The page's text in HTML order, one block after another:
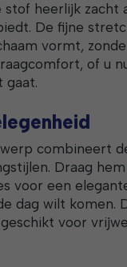
stof heerlijk zacht
De fijne
vormt,
of u
gaat.
combineert
Draag
voor een
dag wilt komen.
voor